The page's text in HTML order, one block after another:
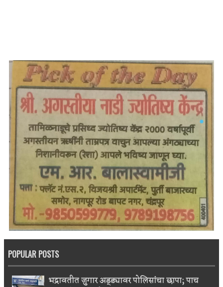
POPULAR POSTS
भद्रावतीत जुगार अड्ड्यावर पोलिसांचा छापा; पाच